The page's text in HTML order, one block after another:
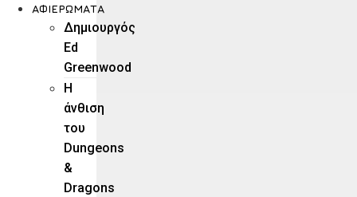
ΑΦΙΕΡΏΜΑΤΑ
Δημιουργός
Ed
Greenwood
Η
άνθιση
του
Dungeons
&
Dragons